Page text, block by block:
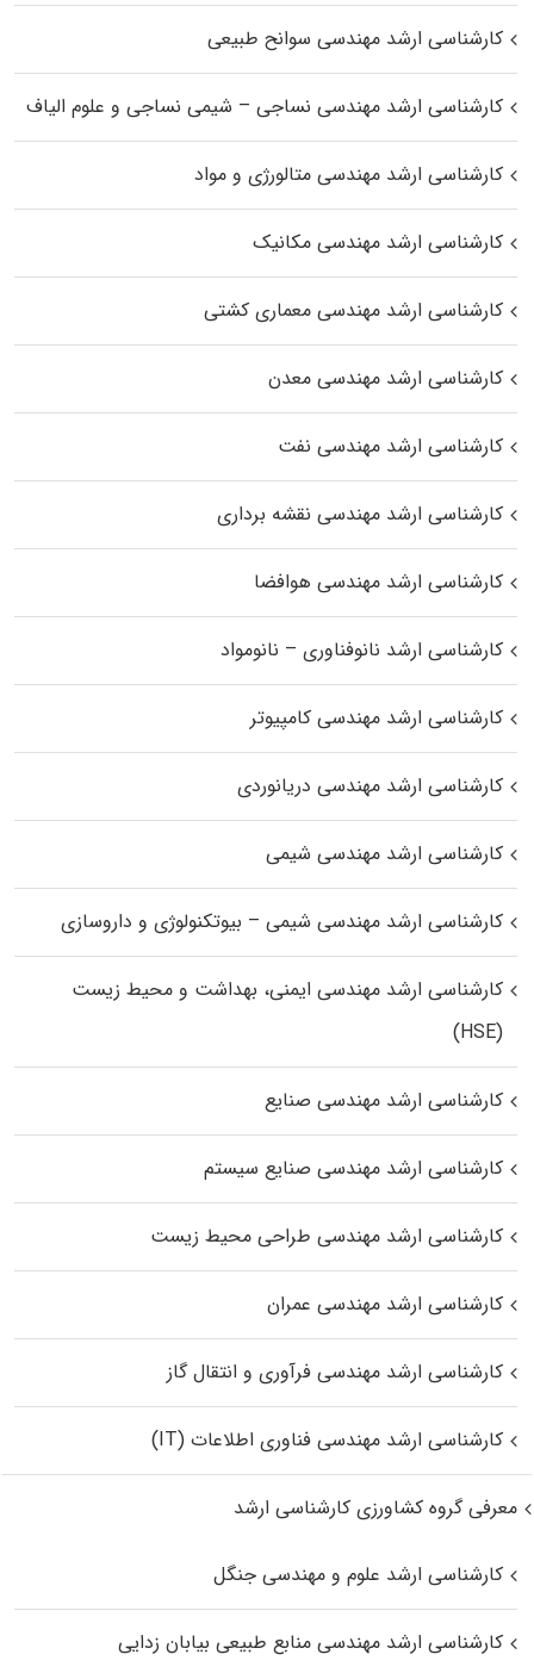
کارشناسی ارشد مهندسی سوانح طبیعی
کارشناسی ارشد مهندسی نساجی – شیمی نساجی و علوم الیاف
کارشناسی ارشد مهندسی متالورژی و مواد
کارشناسی ارشد مهندسی مکانیک
کارشناسی ارشد مهندسی معماری کشتی
کارشناسی ارشد مهندسی معدن
کارشناسی ارشد مهندسی نفت
کارشناسی ارشد مهندسی نقشه برداری
کارشناسی ارشد مهندسی هوافضا
کارشناسی ارشد نانوفناوری – نانومواد
کارشناسی ارشد مهندسی کامپیوتر
کارشناسی ارشد مهندسی دریانوردی
کارشناسی ارشد مهندسی شیمی
کارشناسی ارشد مهندسی شیمی – بیوتکنولوژی و داروسازی
کارشناسی ارشد مهندسی ایمنی، بهداشت و محیط زیست
(HSE)
کارشناسی ارشد مهندسی صنایع
کارشناسی ارشد مهندسی صنایع سیستم
کارشناسی ارشد مهندسی طراحی محیط زیست
کارشناسی ارشد مهندسی عمران
کارشناسی ارشد مهندسی فرآوری و انتقال گاز
کارشناسی ارشد مهندسی فناوری اطلاعات (IT)
معرفی گروه کشاورزی کارشناسی ارشد
کارشناسی ارشد علوم و مهندسی جنگل
کارشناسی ارشد مهندسی منابع طبیعی بیابان زدایی